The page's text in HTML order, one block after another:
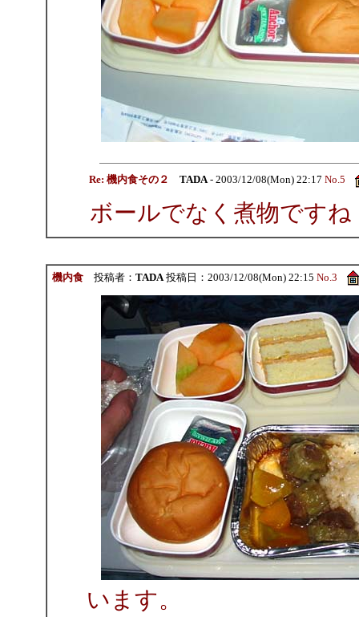
Re: 機内食その２ TADA- 2003/12/08(Mon) 22:17 No.5
ボールでなく煮物ですね
機内食投稿者： TADA投稿日：2003/12/08(Mon) 22:15 No.3
います。